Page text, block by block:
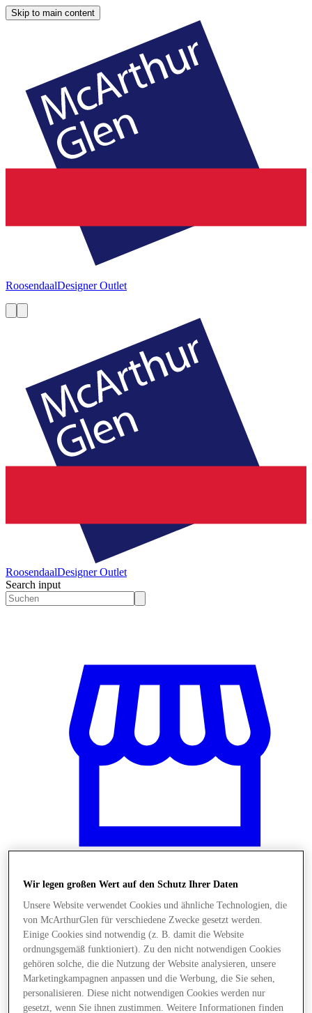
Skip to main content
RoosendaalDesigner Outlet
RoosendaalDesigner Outlet
Search input
Stores
Wir legen großen Wert auf den Schutz Ihrer Daten
Unsere Website verwendet Cookies und ähnliche Technologien, die
von McArthurGlen für verschiedene Zwecke gesetzt werden.
Einige Cookies sind notwendig (z. B. damit die Website
ordnungsgemäß funktioniert). Zu den nicht notwendigen Cookies
gehören solche, die die Nutzung der Website analysieren, unsere
Marketingkampagnen anpassen und die Werbung, die Sie sehen,
personalisieren. Diese nicht notwendigen Cookies werden nur
gesetzt, wenn Sie ihnen zustimmen. Weitere Informationen finden